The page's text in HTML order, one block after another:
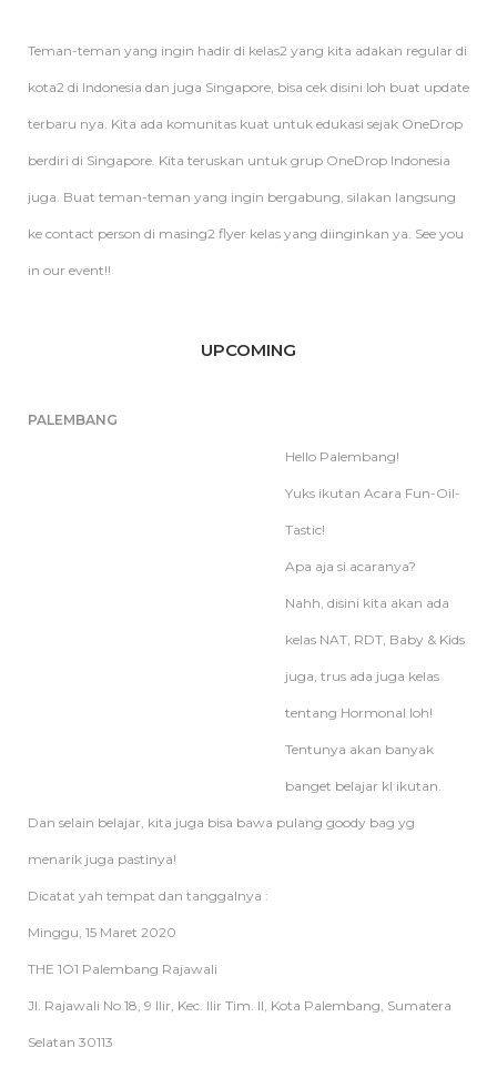
Teman-teman yang ingin hadir di kelas2 yang kita adakan regular di
kota2 di Indonesia dan juga Singapore, bisa cek disini loh buat update
terbaru nya. Kita ada komunitas kuat untuk edukasi sejak OneDrop
berdiri di Singapore. Kita teruskan untuk grup OneDrop Indonesia
juga. Buat teman-teman yang ingin bergabung, silakan langsung
ke contact person di masing2 flyer kelas yang diinginkan ya. See you
in our event!!
UPCOMING
PALEMBANG
Hello Palembang!
Yuks ikutan Acara Fun-Oil-
Tastic!
Apa aja si acaranya?
Nahh, disini kita akan ada
kelas NAT, RDT, Baby & Kids
juga, trus ada juga kelas
tentang Hormonal loh!
Tentunya akan banyak
banget belajar kl ikutan.
Dan selain belajar, kita juga bisa bawa pulang goody bag yg
menarik juga pastinya!
Dicatat yah tempat dan tanggalnya :
Minggu, 15 Maret 2020
THE 1O1 Palembang Rajawali
Jl. Rajawali No.18, 9 Ilir, Kec. Ilir Tim. II, Kota Palembang, Sumatera
Selatan 30113